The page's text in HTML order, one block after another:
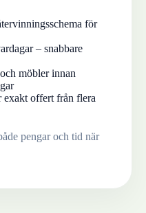
för
– snabbare
möbler innan
exakt offert från flera
pengar och tid när